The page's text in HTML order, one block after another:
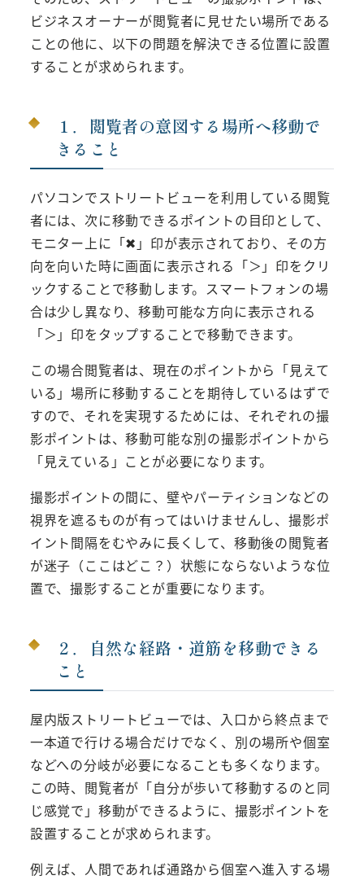
ビジネスオーナーが閲覧者に見せたい場所である
ことの他に、以下の問題を解決できる位置に設置
することが求められます。
１．閲覧者の意図する場所へ移動で
きること
パソコンでストリートビューを利用している閲覧
者には、次に移動できるポイントの目印として、
モニター上に「✖」印が表示されており、その方
向を向いた時に画面に表示される「＞」印をクリ
ックすることで移動します。スマートフォンの場
合は少し異なり、移動可能な方向に表示される
「＞」印をタップすることで移動できます。
この場合閲覧者は、現在のポイントから「見えて
いる」場所に移動することを期待しているはずで
すので、それを実現するためには、それぞれの撮
影ポイントは、移動可能な別の撮影ポイントから
「見えている」ことが必要になります。
撮影ポイントの間に、壁やパーティションなどの
視界を遮るものが有ってはいけませんし、撮影ポ
イント間隔をむやみに長くして、移動後の閲覧者
が迷子（ここはどこ？）状態にならないような位
置で、撮影することが重要になります。
２．自然な経路・道筋を移動できる
こと
屋内版ストリートビューでは、入口から終点まで
一本道で行ける場合だけでなく、別の場所や個室
などへの分岐が必要になることも多くなります。
この時、閲覧者が「自分が歩いて移動するのと同
じ感覚で」移動ができるように、撮影ポイントを
設置することが求められます。
例えば、人間であれば通路から個室へ進入する場